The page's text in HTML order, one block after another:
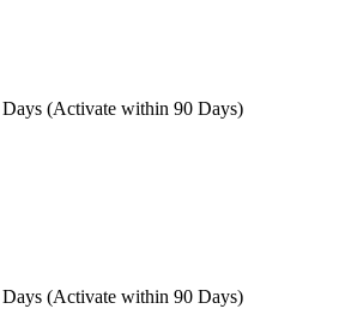
(Activate within 90 Days)
(Activate within 90 Days)